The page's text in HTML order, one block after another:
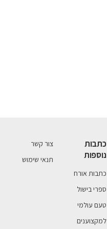
כתבות
נוספות
כתבות אורח
ספרי בישול
טעם עולמי
למקצוענים
צור קשר
תנאי שימוש